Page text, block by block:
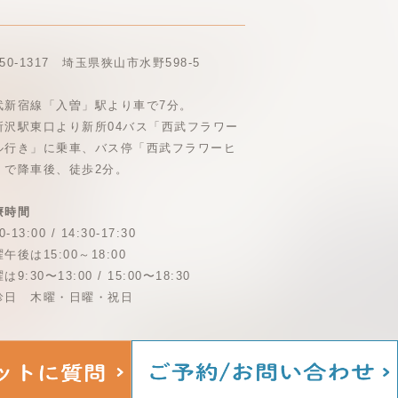
1317 埼玉県狭山市水野598-5
新宿線「入曽」駅より車で7分。
沢駅東口より新所04バス「西武フラワー
行き」に乗車、バス停「西武フラワーヒ
で降車後、徒歩2分。
時間
13:00 / 14:30-17:30
午後は15:00～18:00
は9:30〜13:00 / 15:00〜18:30
日 木曜・日曜・祝日